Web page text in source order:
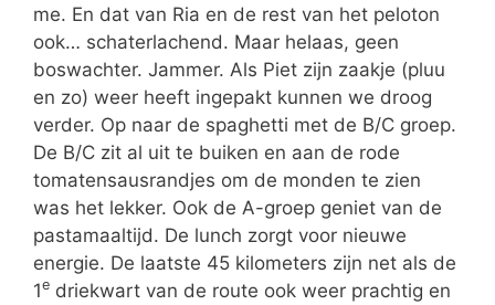
me. En dat van Ria en de rest van het peloton
ook… schaterlachend. Maar helaas, geen
boswachter. Jammer. Als Piet zijn zaakje (pluu
en zo) weer heeft ingepakt kunnen we droog
verder. Op naar de spaghetti met de B/C groep.
De B/C zit al uit te buiken en aan de rode
tomatensausrandjes om de monden te zien
was het lekker. Ook de A-groep geniet van de
pastamaaltijd. De lunch zorgt voor nieuwe
energie. De laatste 45 kilometers zijn net als de
1e driekwart van de route ook weer prachtig en